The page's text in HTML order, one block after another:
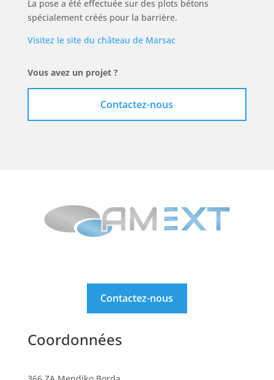
La pose a été effectuée sur des plots bétons
spécialement créés pour la barrière.
Visitez le site du château de Marsac
Vous avez un projet ?
Contactez-nous
Contactez-nous
Coordonnées